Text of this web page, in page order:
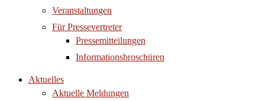
Veranstaltungen
Für Pressevertreter
Pressemitteilungen
Informationsbroschüren
Aktuelles
Aktuelle Meldungen